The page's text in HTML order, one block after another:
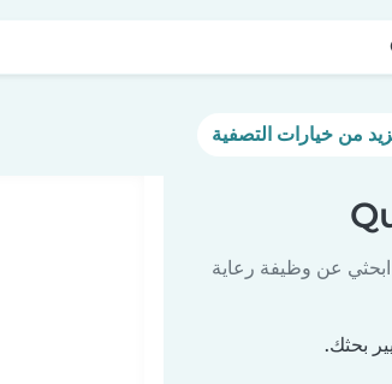
عن وظيفة رعاية